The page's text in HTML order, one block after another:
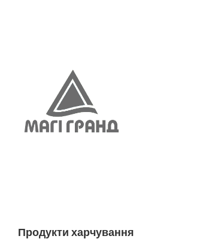
Продукти харчування